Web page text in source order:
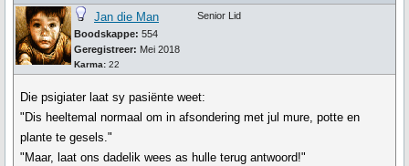
Jan die Man
Boodskappe: 554
Geregistreer: Mei 2018
Karma: 22
Senior Lid
Die psigiater laat sy pasiënte weet:
"Dis heeltemal normaal om in afsondering met jul mure, potte en
plante te gesels."
"Maar, laat ons dadelik wees as hulle terug antwoord!"